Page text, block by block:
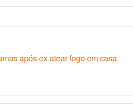
após ex atear fogo em casa